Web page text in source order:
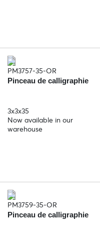
PM3757-35-OR
Pinceau de calligraphie
3x3x35
Now available in our
warehouse
PM3759-35-OR
Pinceau de calligraphie